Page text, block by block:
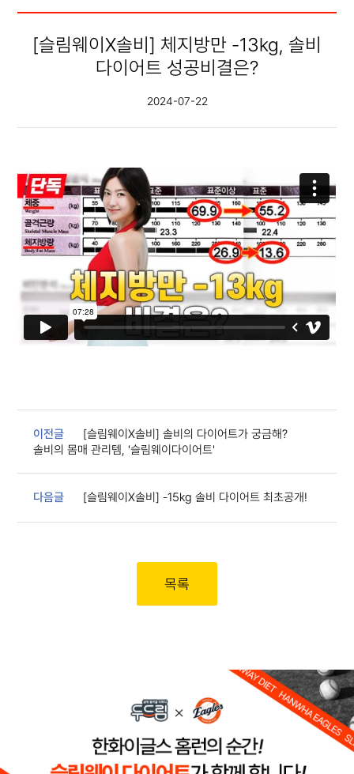
[슬림웨이X솔비] 체지방만 -13kg, 솔비
다이어트 성공비결은?
2024-07-22
이전글
[슬림웨이X솔비] 솔비의 다이어트가 궁금해?
솔비의 몸매 관리템, '슬림웨이다이어트'
다음글 [슬림웨이X솔비] -15kg 솔비 다이어트 최초공개!
목록